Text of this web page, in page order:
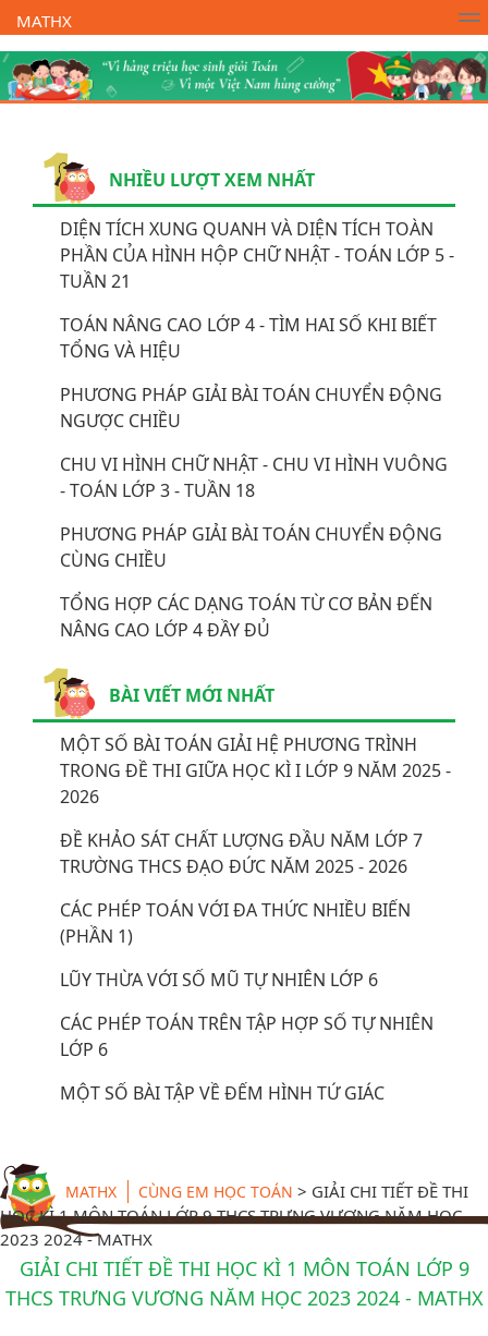
MATHX
Trường Toán Online MATHX Học toán - Lớp 1
NHIỀU LƯỢT XEM NHẤT
DIỆN TÍCH XUNG QUANH VÀ DIỆN TÍCH TOÀN
PHẦN CỦA HÌNH HỘP CHỮ NHẬT - TOÁN LỚP 5 -
TUẦN 21
TOÁN NÂNG CAO LỚP 4 - TÌM HAI SỐ KHI BIẾT
TỔNG VÀ HIỆU
PHƯƠNG PHÁP GIẢI BÀI TOÁN CHUYỂN ĐỘNG
NGƯỢC CHIỀU
CHU VI HÌNH CHỮ NHẬT - CHU VI HÌNH VUÔNG
- TOÁN LỚP 3 - TUẦN 18
PHƯƠNG PHÁP GIẢI BÀI TOÁN CHUYỂN ĐỘNG
CÙNG CHIỀU
TỔNG HỢP CÁC DẠNG TOÁN TỪ CƠ BẢN ĐẾN
NÂNG CAO LỚP 4 ĐẦY ĐỦ
BÀI VIẾT MỚI NHẤT
MỘT SỐ BÀI TOÁN GIẢI HỆ PHƯƠNG TRÌNH
TRONG ĐỀ THI GIỮA HỌC KÌ I LỚP 9 NĂM 2025 -
2026
ĐỀ KHẢO SÁT CHẤT LƯỢNG ĐẦU NĂM LỚP 7
TRƯỜNG THCS ĐẠO ĐỨC NĂM 2025 - 2026
CÁC PHÉP TOÁN VỚI ĐA THỨC NHIỀU BIẾN
(PHẦN 1)
LŨY THỪA VỚI SỐ MŨ TỰ NHIÊN LỚP 6
CÁC PHÉP TOÁN TRÊN TẬP HỢP SỐ TỰ NHIÊN
LỚP 6
MỘT SỐ BÀI TẬP VỀ ĐẾM HÌNH TỨ GIÁC
MATHX CÙNG EM HỌC TOÁN > GIẢI CHI TIẾT ĐỀ THI
HỌC KÌ 1 MÔN TOÁN LỚP 9 THCS TRƯNG VƯƠNG NĂM HỌC
2023 2024 - MATHX
GIẢI CHI TIẾT ĐỀ THI HỌC KÌ 1 MÔN TOÁN LỚP 9
THCS TRƯNG VƯƠNG NĂM HỌC 2023 2024 - MATHX